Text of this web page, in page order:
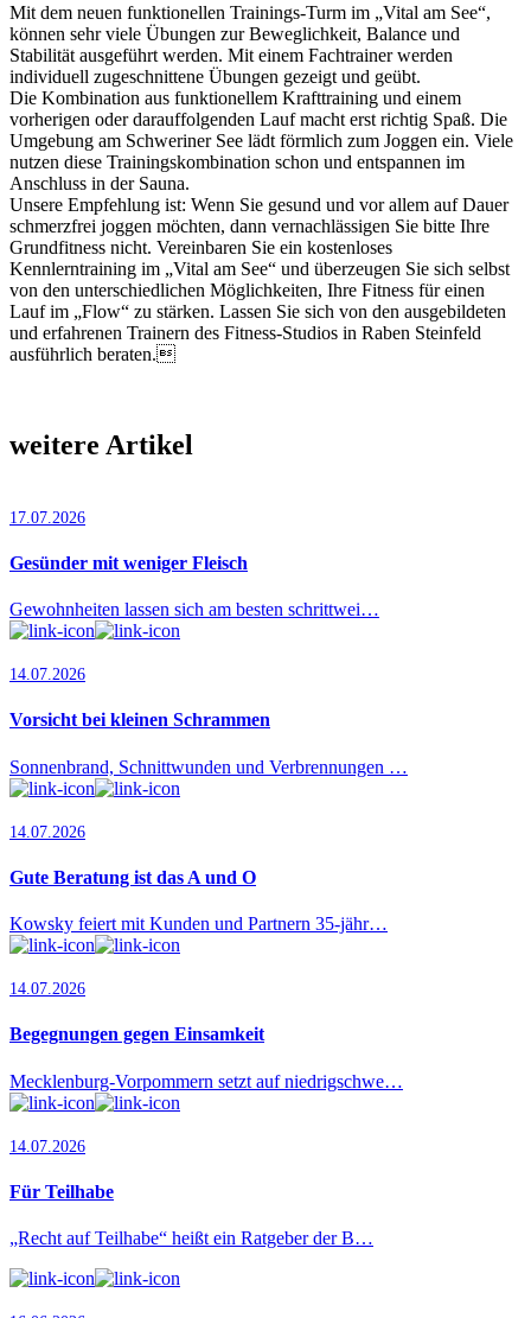
Mit dem neuen funktionellen Trainings-Turm im „Vital am See“,
können sehr viele Übungen zur Beweglichkeit, Balance und
Stabilität ausgeführt werden. Mit einem Fachtrainer werden
individuell zugeschnittene Übungen gezeigt und geübt.
Die Kombination aus funktionellem Krafttraining und einem
vorherigen oder darauffolgenden Lauf macht erst richtig Spaß. Die
Umgebung am Schweriner See lädt förmlich zum Joggen ein. Viele
nutzen diese Trainingskombination schon und entspannen im
Anschluss in der Sauna.
Unsere Empfehlung ist: Wenn Sie gesund und vor allem auf Dauer
schmerzfrei joggen möchten, dann vernachlässigen Sie bitte Ihre
Grundfitness nicht. Vereinbaren Sie ein kostenloses
Kennlerntraining im „Vital am See“ und überzeugen Sie sich selbst
von den unterschiedlichen Möglichkeiten, Ihre Fitness für einen
Lauf im „Flow“ zu stärken. Lassen Sie sich von den ausgebildeten
und erfahrenen Trainern des Fitness-Studios in Raben Steinfeld
ausführlich beraten.
weitere Artikel
17.07.2026
Gesünder mit weniger Fleisch
Gewohnheiten lassen sich am besten schrittwei…
14.07.2026
Vorsicht bei kleinen Schrammen
Sonnenbrand, Schnittwunden und Verbrennungen …
14.07.2026
Gute Beratung ist das A und O
Kowsky feiert mit Kunden und Partnern 35-jähr…
14.07.2026
Begegnungen gegen Einsamkeit
Mecklenburg-Vorpommern setzt auf niedrigschwe…
14.07.2026
Für Teilhabe
„Recht auf Teilhabe“ heißt ein Ratgeber der B…